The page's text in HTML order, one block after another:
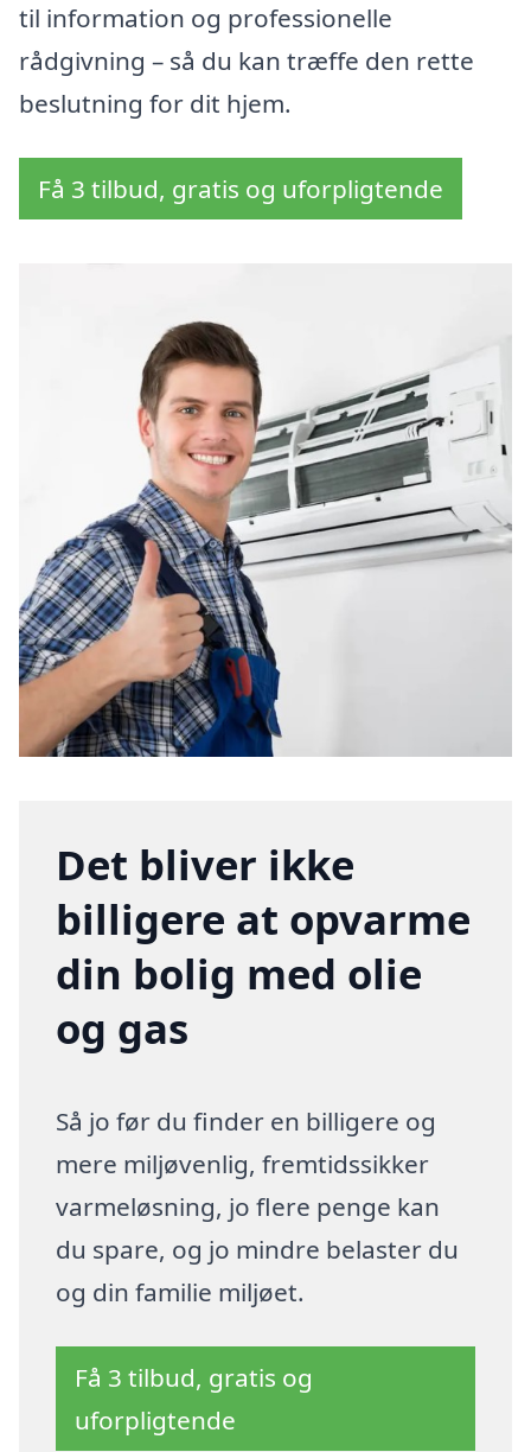
til information og professionelle
rådgivning – så du kan træffe den rette
beslutning for dit hjem.
Få 3 tilbud, gratis og uforpligtende
Det bliver ikke
billigere at opvarme
din bolig med olie
og gas
Så jo før du finder en billigere og
mere miljøvenlig, fremtidssikker
varmeløsning, jo flere penge kan
du spare, og jo mindre belaster du
og din familie miljøet.
Få 3 tilbud, gratis og
uforpligtende